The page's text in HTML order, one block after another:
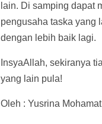
lain. Di samping dapat
pengusaha taska yang
dengan lebih baik lagi.
InsyaAllah, sekiranya
yang lain pula!
Oleh : Yusrina